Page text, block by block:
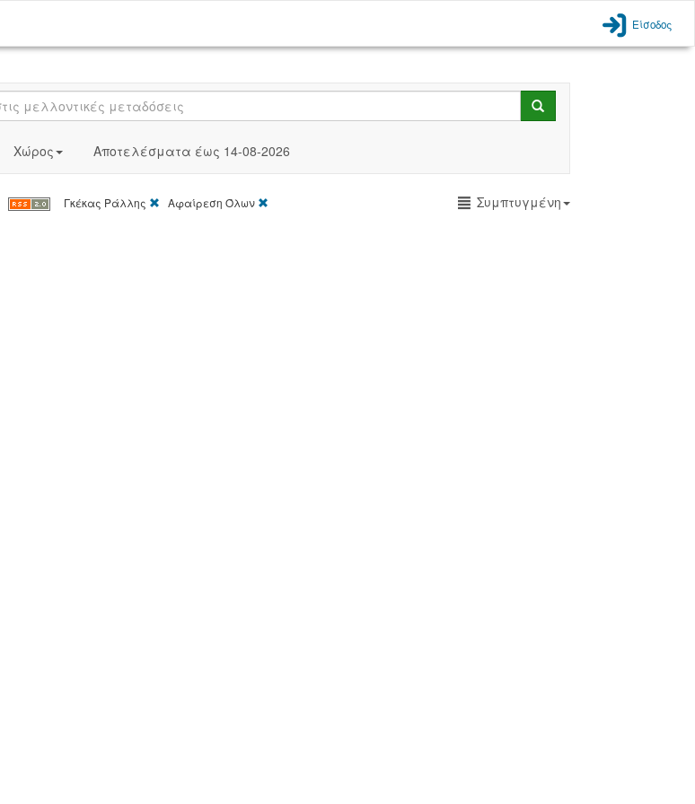
Είσοδος
Search
Χώρος Αποτελέσματα έως 14-08-2026
Γκέκας Ράλλης [X]Αφαίρεση Όλων [X] Συμπτυγμένη